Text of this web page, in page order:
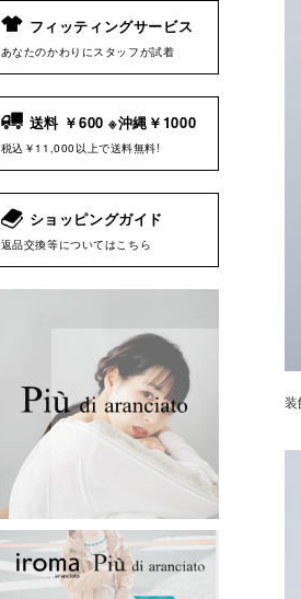
フィッティングサービス
あなたのかわりにスタッフが試着
送料 ￥600 ※沖縄￥1000
税込￥11,000以上で送料無料!
ショッピングガイド
返品交換等についてはこちら